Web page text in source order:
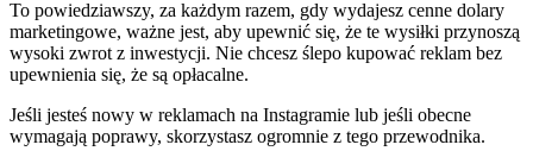
To powiedziawszy, za każdym razem, gdy wydajesz cenne dolary
marketingowe, ważne jest, aby upewnić się, że te wysiłki przynoszą
wysoki zwrot z inwestycji. Nie chcesz ślepo kupować reklam bez
upewnienia się, że są opłacalne.
Jeśli jesteś nowy w reklamach na Instagramie lub jeśli obecne
wymagają poprawy, skorzystasz ogromnie z tego przewodnika.